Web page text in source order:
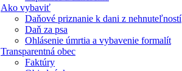
Ako vybaviť
Daňové priznanie k dani z nehnuteľností
Daň za psa
Ohlásenie úmrtia a vybavenie formalít
Transparentná obec
Faktúry